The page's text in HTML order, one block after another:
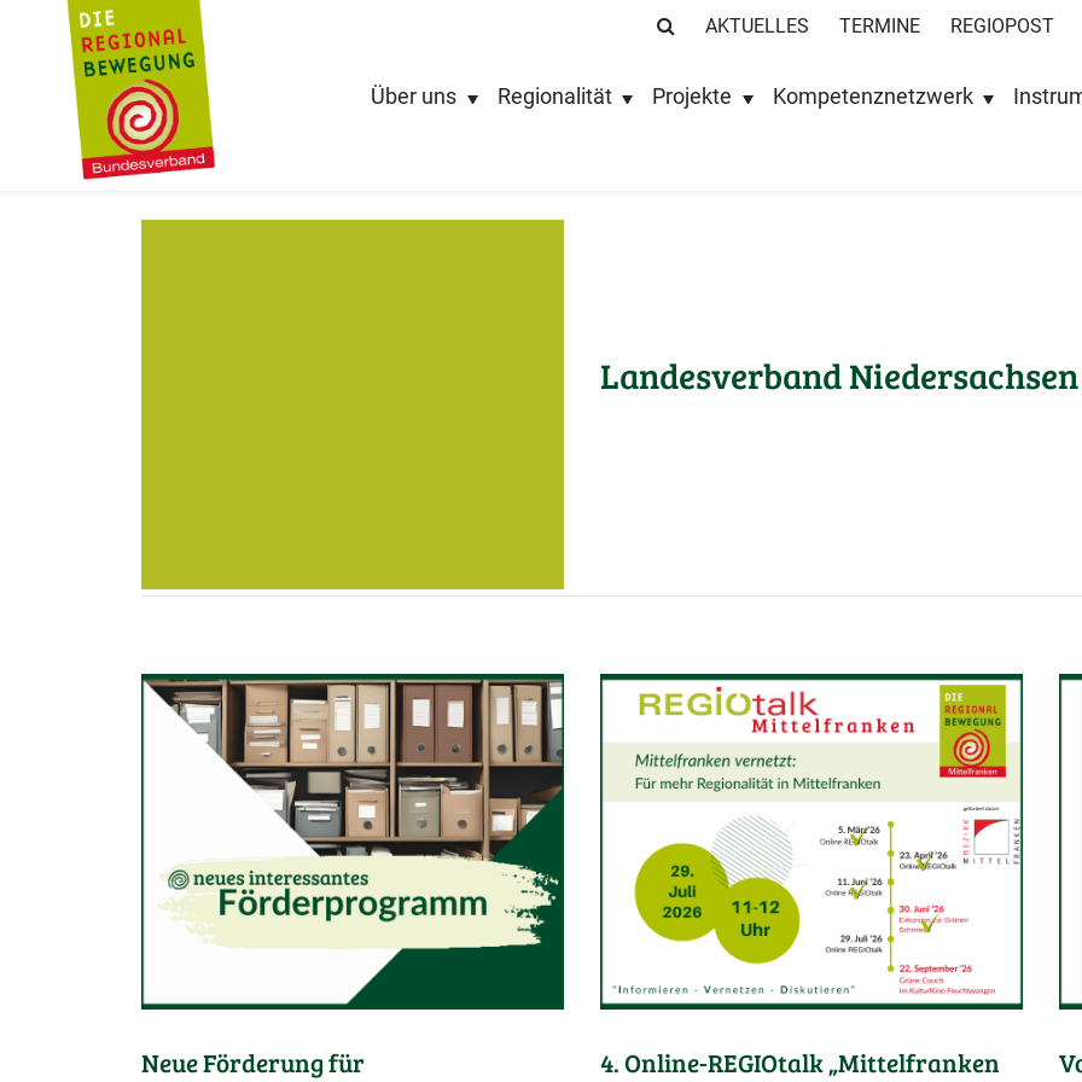
AKTUELLES TERMINE REGIOPOST
Über uns Regionalität Projekte Kompetenznetzwerk
Landesverband Niedersachsen
Neue Förderung für
4. Online-REGIOtalk „Mittelfranken